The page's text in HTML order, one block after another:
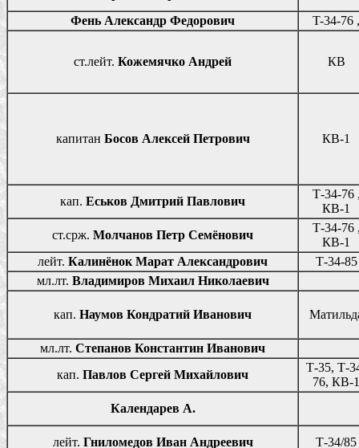
Фень Александр Федорович
T-34-76 ,
ст.лейт. Кожемячко Андрей КВ
капитан Босов Алексей Петрович КВ-1
кап. Еськов Дмитрий Павлович
Т-34-76
КВ-1
ст.срж. Молчанов Петр Семёнович
Т-34-76
КВ-1
лейт. Калинёнок Марат Александрович
Т-34-85
мл.лт. Владимиров Михаил Николаевич
кап. Наумов Кондратий Иванович
мл.лт. Степанов Константин Иванович
кап. Павлов Сергей Михайлович
Т-35, Т-
76, КВ-1
Календарев А.
лейт. Гниломедов Иван Андреевич
Т-34/85